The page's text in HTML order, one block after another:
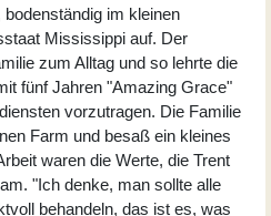
im kleinen
Mississippi auf. Der
zum Alltag und so lehrte die
fünf Jahren "Amazing Grace"
vorzutragen. Die Familie
Farm und besaß ein kleines
waren die Werte, die Trent
"Ich denke, man sollte alle
behandeln, das ist es, was